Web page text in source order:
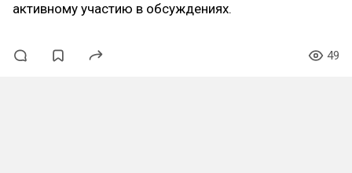
активному участию в обсуждениях.
49